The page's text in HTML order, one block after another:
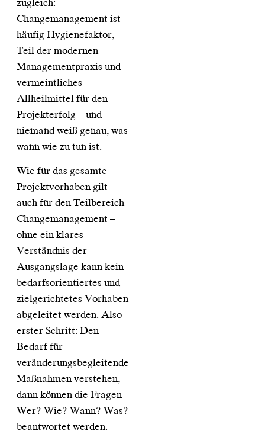
zugleich:
Changemanagement ist
häufig Hygienefaktor,
Teil der modernen
Managementpraxis und
vermeintliches
Allheilmittel für den
Projekterfolg – und
niemand weiß genau, was
wann wie zu tun ist.
Wie für das gesamte
Projektvorhaben gilt
auch für den Teilbereich
Changemanagement –
ohne ein klares
Verständnis der
Ausgangslage kann kein
bedarfsorientiertes und
zielgerichtetes Vorhaben
abgeleitet werden. Also
erster Schritt: Den
Bedarf für
veränderungsbegleitende
Maßnahmen verstehen,
dann können die Fragen
Wer? Wie? Wann? Was?
beantwortet werden.